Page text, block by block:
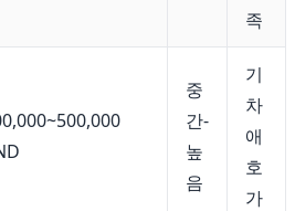
족
중
간-
높
음
기
차
애
호
가